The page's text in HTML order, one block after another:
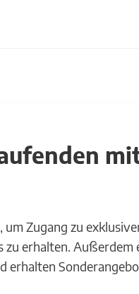
Zugang zu
erhalten. Außerdem